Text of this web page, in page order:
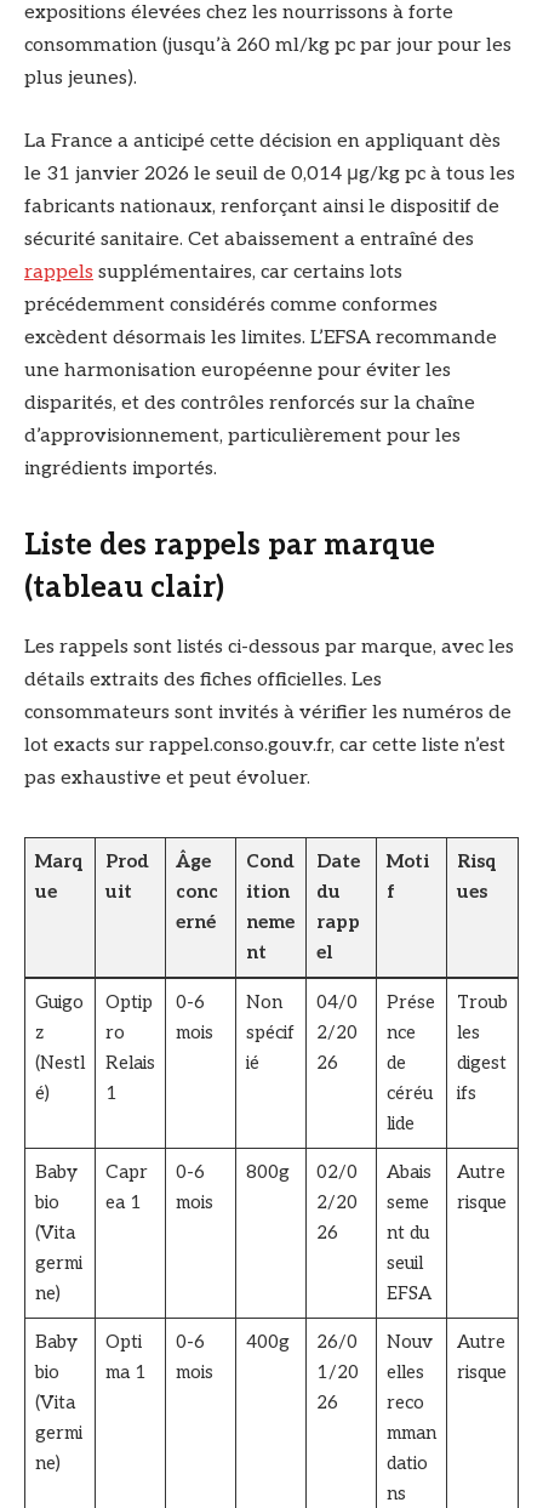
expositions élevées chez les nourrissons à forte
consommation (jusqu’à 260 ml/kg pc par jour pour les
plus jeunes).
La France a anticipé cette décision en appliquant dès
le 31 janvier 2026 le seuil de 0,014 μg/kg pc à tous les
fabricants nationaux, renforçant ainsi le dispositif de
sécurité sanitaire. Cet abaissement a entraîné des
rappels supplémentaires, car certains lots
précédemment considérés comme conformes
excèdent désormais les limites. L’EFSA recommande
une harmonisation européenne pour éviter les
disparités, et des contrôles renforcés sur la chaîne
d’approvisionnement, particulièrement pour les
ingrédients importés.
Liste des rappels par marque
(tableau clair)
Les rappels sont listés ci-dessous par marque, avec les
détails extraits des fiches officielles. Les
consommateurs sont invités à vérifier les numéros de
lot exacts sur rappel.conso.gouv.fr, car cette liste n’est
pas exhaustive et peut évoluer.
Marq
ue
Prod
uit
Âge
conc
erné
Cond
ition
neme
nt
Date
du
rapp
el
Moti
f
Risq
ues
Guigo
z
(Nestl
é)
Optip
ro
Relais
1
0-6
mois
Non
spécif
ié
04/0
2/20
26
Prése
nce
de
céréu
lide
Troub
les
digest
ifs
Baby
bio
(Vita
germi
ne)
Capr
ea 1
0-6
mois
800g
02/0
2/20
26
Abais
seme
nt du
seuil
EFSA
Autre
risque
Baby
bio
(Vita
germi
ne)
Opti
ma 1
0-6
mois
400g
26/0
1/20
26
Nouv
elles
reco
mman
datio
ns
Autre
risque